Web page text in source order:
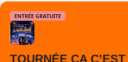
ENTRÉE GRATUITE
TOURNÉE ÇA